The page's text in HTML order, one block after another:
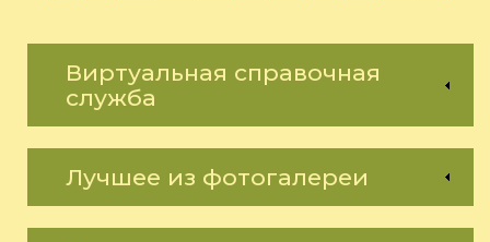
Виртуальная справочная
служба
Лучшее из фотогалереи